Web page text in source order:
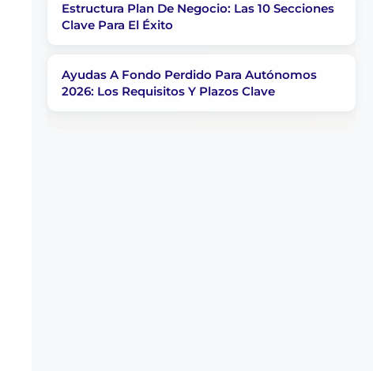
Estructura Plan De Negocio: Las 10 Secciones
Clave Para El Éxito
Ayudas A Fondo Perdido Para Autónomos
2026: Los Requisitos Y Plazos Clave